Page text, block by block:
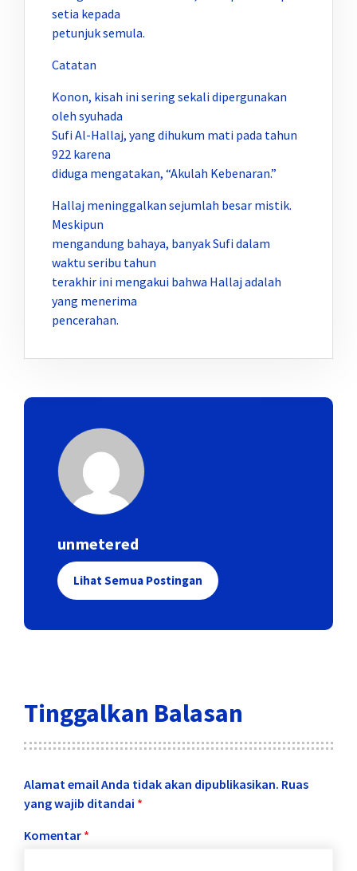
setia kepada
petunjuk semula.
Catatan
Konon, kisah ini sering sekali dipergunakan
oleh syuhada
Sufi Al-Hallaj, yang dihukum mati pada tahun
922 karena
diduga mengatakan, “Akulah Kebenaran.”
Hallaj meninggalkan sejumlah besar mistik.
Meskipun
mengandung bahaya, banyak Sufi dalam
waktu seribu tahun
terakhir ini mengakui bahwa Hallaj adalah
yang menerima
pencerahan.
unmetered
Lihat Semua Postingan
Tinggalkan Balasan
Alamat email Anda tidak akan dipublikasikan. Ruas
yang wajib ditandai *
Komentar *